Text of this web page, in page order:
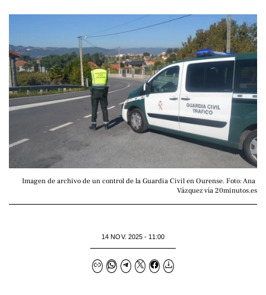
Imagen de archivo de un control de la Guardia Civil en Ourense. Foto: Ana
Vázquez vía 20minutos.es
14 NOV. 2025 - 11:00